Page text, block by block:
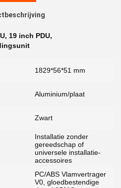
, 19 inch PDU,
1829*56*51 mm
Aluminium/plaat
Zwart
Installatie zonder
gereedschap of
universele installatie-
accessoires
PC/ABS Vlamvertrager
V0, gloedbestendige